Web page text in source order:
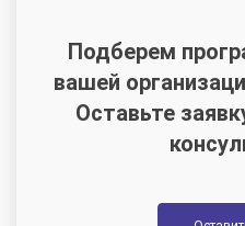
Подберем
вашей
Оставьте